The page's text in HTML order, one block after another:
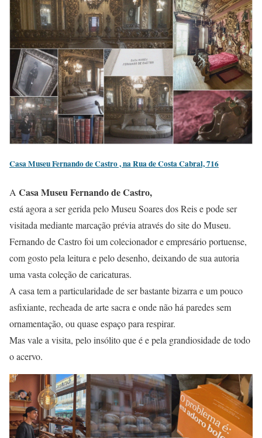
Casa Museu Fernando de Castro , na Rua de Costa Cabral, 716
A Casa Museu Fernando de Castro,
está agora a ser gerida pelo Museu Soares dos Reis e pode ser
visitada mediante marcação prévia através do site do Museu.
Fernando de Castro foi um colecionador e empresário portuense,
com gosto pela leitura e pelo desenho, deixando de sua autoria
uma vasta coleção de caricaturas.
A casa tem a particularidade de ser bastante bizarra e um pouco
asfixiante, recheada de arte sacra e onde não há paredes sem
ornamentação, ou quase espaço para respirar.
Mas vale a visita, pelo insólito que é e pela grandiosidade de todo
o acervo.